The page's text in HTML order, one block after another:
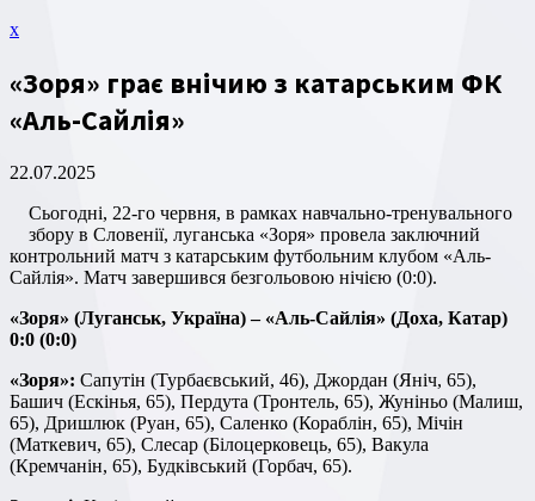
xЗакрити
«Зоря» грає внічию з катарським ФК
«Аль-Сайлія»
22.07.2025
Сьогодні, 22-го червня, в рамках навчально-тренувального
збору в Словенії, луганська «Зоря» провела заключний
контрольний матч з катарським футбольним клубом «Аль-
Сайлія». Матч завершився безгольовою нічією (0:0).
«Зоря» (Луганськ, Україна) – «Аль-Сайлія» (Доха, Катар)
0:0 (0:0)
«Зоря»: Сапутін (Турбаєвський, 46), Джордан (Яніч, 65),
Башич (Ескінья, 65), Пердута (Тронтель, 65), Жуніньо (Малиш,
65), Дришлюк (Руан, 65), Саленко (Кораблін, 65), Мічін
(Маткевич, 65), Слесар (Білоцерковець, 65), Вакула
(Кремчанін, 65), Будківський (Горбач, 65).